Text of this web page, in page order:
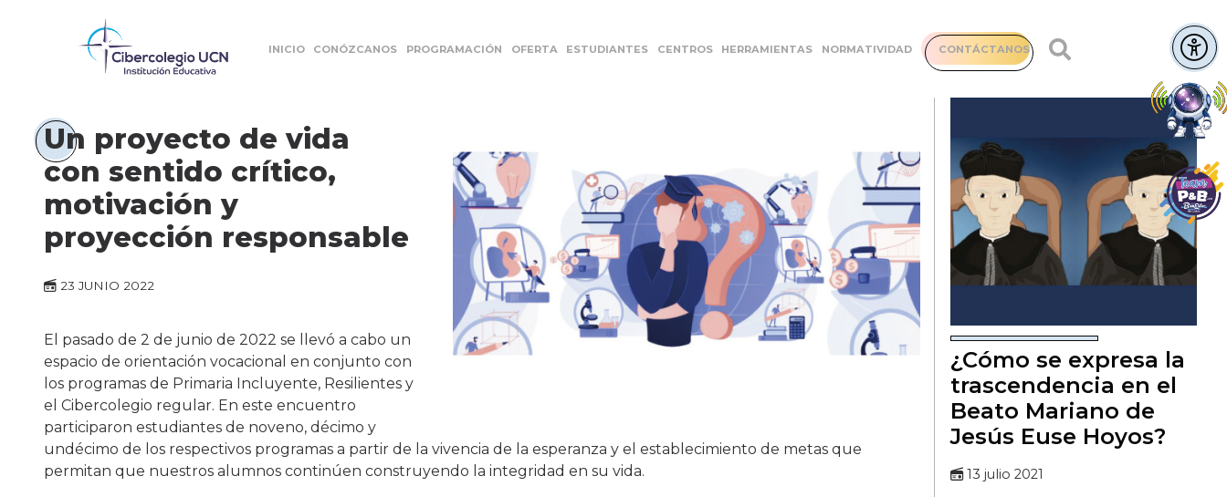
INICIO CONÓZCANOS PROGRAMACIÓN OFERTA ESTUDIANTES CENTROS HERRAMIENTAS NORMATIVIDAD CONTÁCTANOS
Un proyecto de vida
con sentido crítico,
motivación y
proyección responsable
23 JUNIO 2022
El pasado de 2 de junio de 2022 se llevó a cabo un
espacio de orientación vocacional en conjunto con
los programas de Primaria Incluyente, Resilientes y
el Cibercolegio regular. En este encuentro
participaron estudiantes de noveno, décimo y
undécimo de los respectivos programas a partir de la vivencia de la esperanza y el establecimiento de metas que
permitan que nuestros alumnos continúen construyendo la integridad en su vida.
¿Cómo se expresa la
trascendencia en el
Beato Mariano de
Jesús Euse Hoyos?
13 julio 2021